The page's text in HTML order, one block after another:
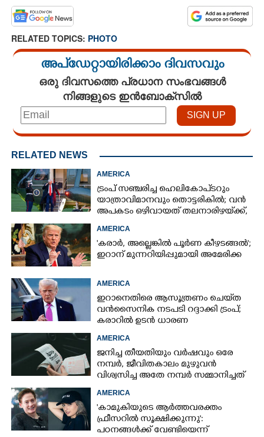
RELATED TOPICS: PHOTO
അപ്ഡേറ്റായിരിക്കാം ദിവസവും
ഒരു ദിവസത്തെ പ്രധാന സംഭവങ്ങൾ
നിങ്ങളുടെ ഇൻബോക്സിൽ
RELATED NEWS
AMERICA
ട്രംപ് സഞ്ചരിച്ച ഹെലികോപ്‌ടറും
യാത്രാവിമാനവും തൊട്ടരികിൽ; വൻ
അപകടം ഒഴിവായത് തലനാരിഴയ്‌ക്ക്,
AMERICA
'കരാർ, അല്ലെങ്കിൽ പൂർണ കീഴടങ്ങൽ';
ഇറാന് മുന്നറിയിപ്പുമായി അമേരിക്ക
AMERICA
ഇറാനെതിരെ ആസൂത്രണം ചെയ്‌ത
വൻസൈനിക നടപടി റദ്ദാക്കി ട്രംപ്;
കരാറിൽ ഉടൻ ധാരണ
AMERICA
ജനിച്ച തീയതിയും വർഷവും ഒരേ
നമ്പർ, ജീവിതകാലം മുഴുവൻ
വിശ്വസിച്ച അതേ നമ്പർ സമ്മാനിച്ചത്
AMERICA
'കാമുകിയുടെ ആർത്തവരക്തം
ഫ്രീസറിൽ സൂക്ഷിക്കുന്നു':
പഠനങ്ങൾക്ക് വേണ്ടിയെന്ന്